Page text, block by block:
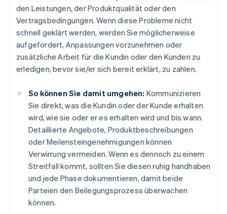
den Leistungen, der Produktqualität oder den
Vertragsbedingungen. Wenn diese Probleme nicht
schnell geklärt werden, werden Sie möglicherweise
aufgefordert, Anpassungen vorzunehmen oder
zusätzliche Arbeit für die Kundin oder den Kunden zu
erledigen, bevor sie/er sich bereit erklärt, zu zahlen.
So können Sie damit umgehen: Kommunizieren
Sie direkt, was die Kundin oder der Kunde erhalten
wird, wie sie oder er es erhalten wird und bis wann.
Detaillierte Angebote, Produktbeschreibungen
oder Meilensteingenehmigungen können
Verwirrung vermeiden. Wenn es dennoch zu einem
Streitfall kommt, sollten Sie diesen ruhig handhaben
und jede Phase dokumentieren, damit beide
Parteien den Beilegungsprozess überwachen
können.